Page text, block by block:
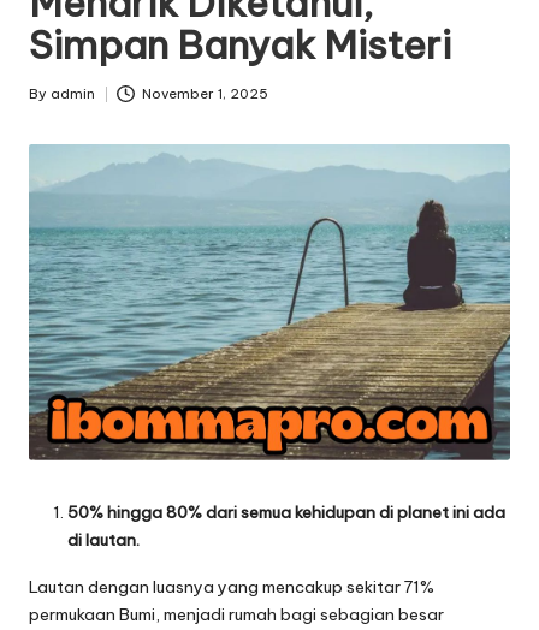
Simpan Banyak Misteri
Posted
By admin November 1, 2025
50% hingga 80% dari semua kehidupan di planet ini ada
di lautan.
Lautan dengan luasnya yang mencakup sekitar 71%
permukaan Bumi, menjadi rumah bagi sebagian besar